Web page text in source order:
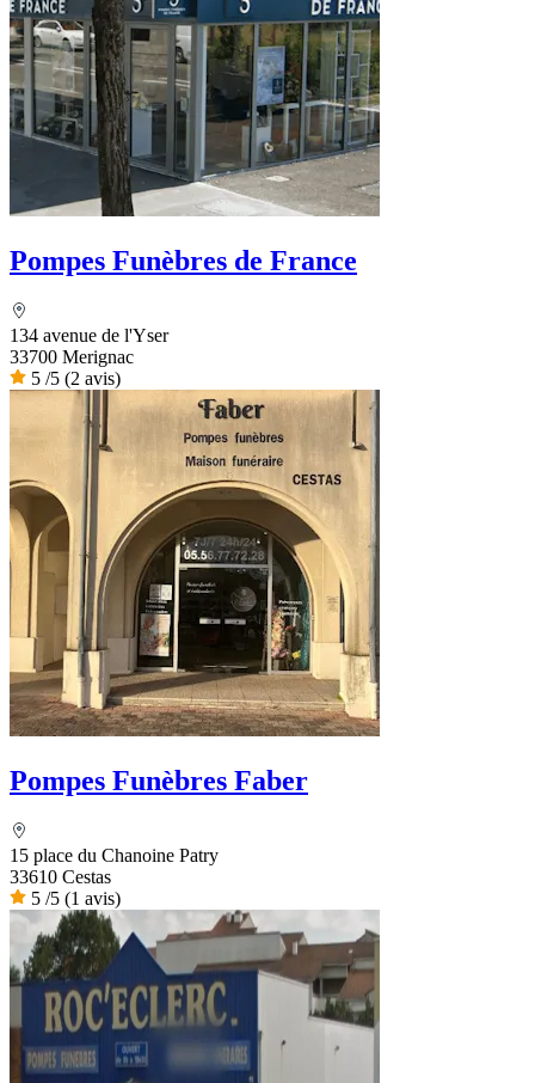
Pompes Funèbres de France
134 avenue de l'Yser
33700 Merignac
5 /5 (2 avis)
Pompes Funèbres Faber
15 place du Chanoine Patry
33610 Cestas
5 /5 (1 avis)